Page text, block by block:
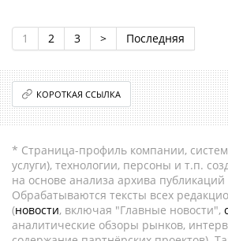
1 2 3 > Последняя
КОРОТКАЯ ССЫЛКА
* Страница-профиль компании,
услуги), технологии, персоны и т.п.
на основе анализа архива публикаций
Обрабатываются тексты всех
(новости, включая "Главные новости",
аналитические обзоры рынков,